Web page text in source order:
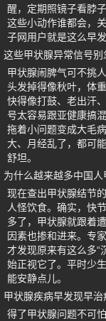
醒，定期照镜子看脖
这些小动作谁都会，
子网用户就是这么早
这些甲状腺异常信号
甲状腺闹脾气可不挑
头发掉得像秋叶，体
快得像打鼓、老出汗
号太容易跟亚健康搞
拖着小问题变成大毛
大、月经乱了，都可
舒坦。
为什么越来越多中国
现在查出甲状腺结节
人怪饮食。确实，快
多了，甲状腺就跟着
因素也掺和进来。专
才发现原来有这么多“
始正视它了。平时少
能安静点儿。
甲状腺疾病早发现早
得了甲状腺问题不可